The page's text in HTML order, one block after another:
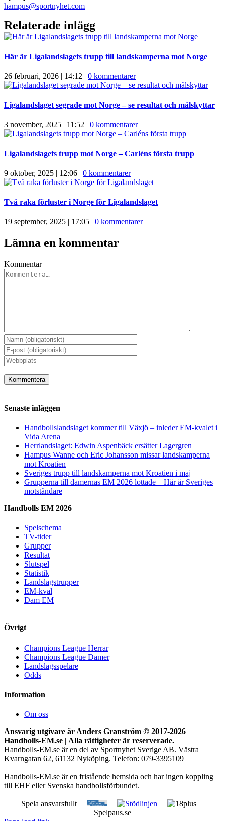
hampus@sportnyhet.com
Relaterade inlägg
Här är Ligalandslagets trupp till landskamperna mot Norge
26 februari, 2026 | 14:12 | 0 kommentarer
Ligalandslaget segrade mot Norge – se resultat och målskyttar
3 november, 2025 | 11:52 | 0 kommentarer
Ligalandslagets trupp mot Norge – Carléns första trupp
9 oktober, 2025 | 12:06 | 0 kommentarer
Två raka förluster i Norge för Ligalandslaget
19 september, 2025 | 17:05 | 0 kommentarer
Lämna en kommentar
Kommentar
Senaste inläggen
Handbollslandslaget kommer till Växjö – inleder EM-kvalet i
Vida Arena
Herrlandslaget: Edwin Aspenbäck ersätter Lagergren
Hampus Wanne och Eric Johansson missar landskamperna
mot Kroatien
Sveriges trupp till landskamperna mot Kroatien i maj
Grupperna till damernas EM 2026 lottade – Här är Sveriges
motståndare
Handbolls EM 2026
Spelschema
TV-tider
Grupper
Resultat
Slutspel
Statistik
Landslagstrupper
EM-kval
Dam EM
Övrigt
Champions League Herrar
Champions League Damer
Landslagsspelare
Odds
Information
Om oss
Ansvarig utgivare är Anders Granström © 2017-2026
Handbolls-EM.se | Alla rättigheter är reserverade.
Handbolls-EM.se är en del av Sportnyhet Sverige AB. Västra
Kvarngatan 62, 61132 Nyköping. Telefon: 079-3395109
Handbolls-EM.se är en fristående hemsida och har ingen koppling
till EHF eller Svenska handbollsförbundet.
Spela ansvarsfullt
Spelpaus.se